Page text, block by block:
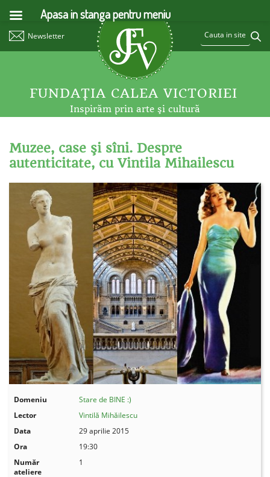
Newsletter
FUNDAŢIA CALEA VICTORIEI
Inspirăm prin arte şi cultură
Muzee, case şi sîni. Despre
autenticitate, cu Vintila Mihailescu
Domeniu
Stare de BINE :)
Lector
Vintilă Mihăilescu
Data
29 aprilie 2015
Ora
19:30
Număr
ateliere
1
Apasa in stanga pentru meniu